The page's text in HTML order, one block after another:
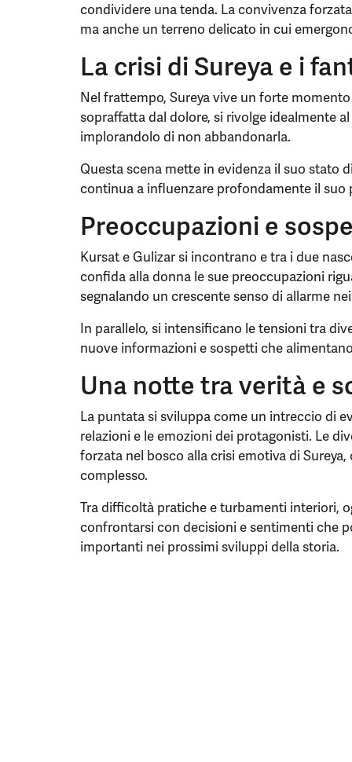
condividere una tenda. La convivenza
ma anche un terreno delicato in cui
La crisi di Sureya e i
Nel frattempo, Sureya vive un forte
sopraffatta dal dolore, si rivolge idealmente
implorandolo di non abbandonarla.
Questa scena mette in evidenza il suo stato
continua a influenzare profondamente il suo
Preoccupazioni e
Kursat e Gulizar si incontrano e tra i due
confida alla donna le sue preoccupazioni
segnalando un crescente senso di allarme
In parallelo, si intensificano le tensioni tra
nuove informazioni e sospetti che
Una notte tra verità e
La puntata si sviluppa come un intreccio di
relazioni e le emozioni dei protagonisti. Le
forzata nel bosco alla crisi emotiva di
complesso.
Tra difficoltà pratiche e turbamenti interiori,
confrontarsi con decisioni e sentimenti che
importanti nei prossimi sviluppi della storia.